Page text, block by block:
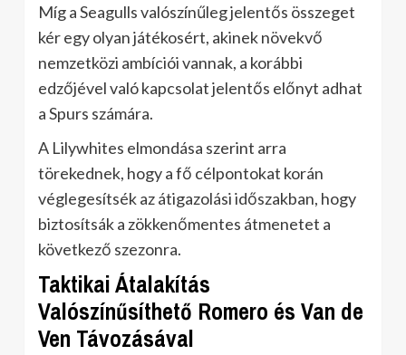
Míg a Seagulls valószínűleg jelentős összeget
kér egy olyan játékosért, akinek növekvő
nemzetközi ambíciói vannak, a korábbi
edzőjével való kapcsolat jelentős előnyt adhat
a Spurs számára.
A Lilywhites elmondása szerint arra
törekednek, hogy a fő célpontokat korán
véglegesítsék az átigazolási időszakban, hogy
biztosítsák a zökkenőmentes átmenetet a
következő szezonra.
Taktikai Átalakítás
Valószínűsíthető Romero és Van de
Ven Távozásával